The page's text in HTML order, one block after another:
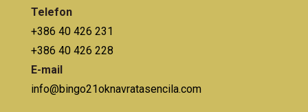
Telefon
+386 40 426 231
+386 40 426 228
E-mail
info@bingo21oknavratasencila.com